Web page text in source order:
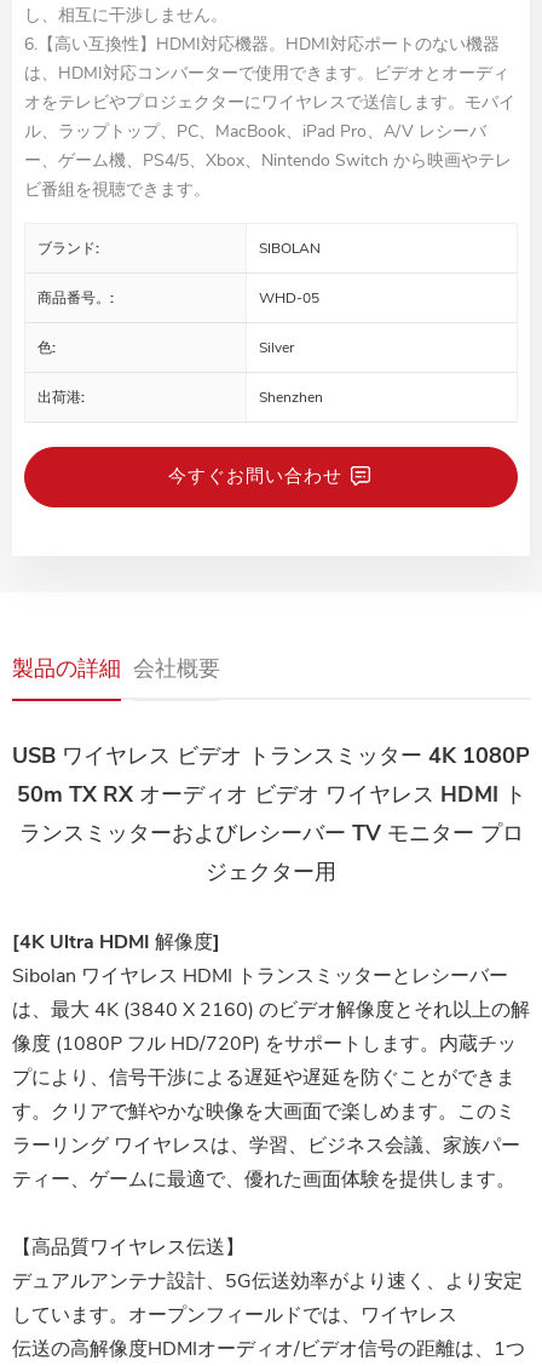
し、相互に干渉しません。
6.【高い互換性】HDMI対応機器。HDMI対応ポートのない機器
は、HDMI対応コンバーターで使用できます。ビデオとオーディ
オをテレビやプロジェクターにワイヤレスで送信します。モバイ
ル、ラップトップ、PC、MacBook、iPad Pro、A/V レシーバ
ー、ゲーム機、PS4/5、Xbox、Nintendo Switch から映画やテレ
ビ番組を視聴できます。
ブランド: SIBOLAN
商品番号。: WHD-05
色: Silver
出荷港: Shenzhen
今すぐお問い合わせ
製品の詳細 会社概要
USB ワイヤレス ビデオ トランスミッター 4K 1080P
50m TX RX オーディオ ビデオ ワイヤレス HDMI ト
ランスミッターおよびレシーバー TV モニター プロ
ジェクター用
[4K Ultra HDMI 解像度]
Sibolan ワイヤレス HDMI トランスミッターとレシーバー
は、最大 4K (3840 X 2160) のビデオ解像度とそれ以上の解
像度 (1080P フル HD/720P) をサポートします。内蔵チッ
プにより、信号干渉による遅延や遅延を防ぐことができま
す。クリアで鮮やかな映像を大画面で楽しめます。このミ
ラーリング ワイヤレスは、学習、ビジネス会議、家族パー
ティー、ゲームに最適で、優れた画面体験を提供します。
【高品質ワイヤレス伝送】
デュアルアンテナ設計、5G伝送効率がより速く、より安定
しています。オープンフィールドでは、ワイヤレス
伝送の高解像度HDMIオーディオ/ビデオ信号の距離は、1つ